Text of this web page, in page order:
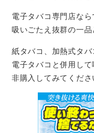
電子タバコ専門店なら
吸いごたえ抜群の一品
紙タバコ、加熱式タバ
電子タバコと併用し
非購入してみてくださ